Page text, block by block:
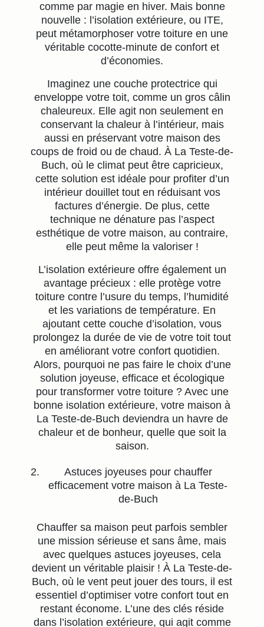
comme par magie en hiver. Mais bonne
nouvelle : l’isolation extérieure, ou ITE,
peut métamorphoser votre toiture en une
véritable cocotte-minute de confort et
d’économies.
Imaginez une couche protectrice qui
enveloppe votre toit, comme un gros câlin
chaleureux. Elle agit non seulement en
conservant la chaleur à l’intérieur, mais
aussi en préservant votre maison des
coups de froid ou de chaud. À La Teste-de-
Buch, où le climat peut être capricieux,
cette solution est idéale pour profiter d’un
intérieur douillet tout en réduisant vos
factures d’énergie. De plus, cette
technique ne dénature pas l’aspect
esthétique de votre maison, au contraire,
elle peut même la valoriser !
L’isolation extérieure offre également un
avantage précieux : elle protège votre
toiture contre l’usure du temps, l’humidité
et les variations de température. En
ajoutant cette couche d’isolation, vous
prolongez la durée de vie de votre toit tout
en améliorant votre confort quotidien.
Alors, pourquoi ne pas faire le choix d’une
solution joyeuse, efficace et écologique
pour transformer votre toiture ? Avec une
bonne isolation extérieure, votre maison à
La Teste-de-Buch deviendra un havre de
chaleur et de bonheur, quelle que soit la
saison.
Astuces joyeuses pour chauffer
efficacement votre maison à La Teste-
de-Buch
Chauffer sa maison peut parfois sembler
une mission sérieuse et sans âme, mais
avec quelques astuces joyeuses, cela
devient un véritable plaisir ! À La Teste-de-
Buch, où le vent peut jouer des tours, il est
essentiel d’optimiser votre confort tout en
restant économe. L’une des clés réside
dans l’isolation extérieure, qui agit comme